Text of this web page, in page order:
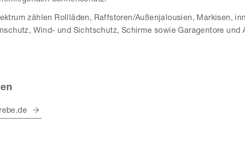
zählen Rollläden, Raffstoren/Außenjalousien, Markisen,
Wind- und Sichtschutz, Schirme sowie Garagentore und